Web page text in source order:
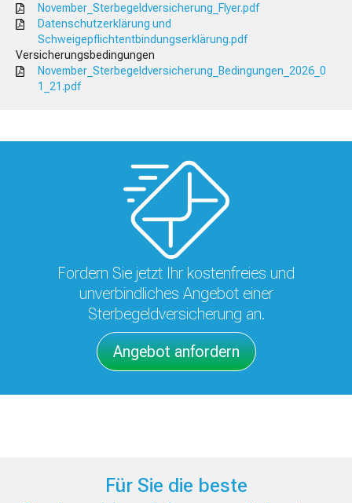
November_Sterbegeldversicherung_Flyer.pdf
Datenschutzerklärung und
Schweigepflichtentbindungserklärung.pdf
Versicherungsbedingungen
November_Sterbegeldversicherung_Bedingungen_2026_0
1_21.pdf
Fordern Sie jetzt Ihr kostenfreies und
unverbindliches Angebot einer
Sterbegeldversicherung an.
Angebot anfordern
Für Sie die beste